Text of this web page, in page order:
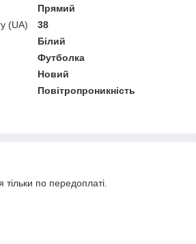
Прямий
(UA)
38
Білий
Футболка
Новий
Повітропроникність
тільки по передоплаті.